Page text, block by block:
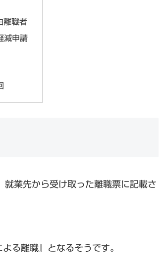
離職者
減申請
業先から受け取った離職票に記載さ
る離職』となるそうです。